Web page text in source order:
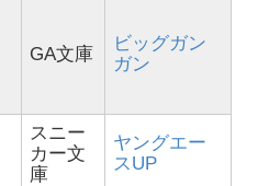
GA文庫
ビッグガン
ガン
スニー
カー文
庫
ヤングエー
スUP